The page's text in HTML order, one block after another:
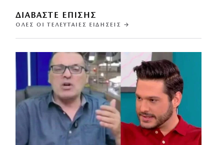
ΔΙΑΒΑΣΤΕ ΕΠΙΣΗΣ
ΌΛΕΣ ΟΙ ΤΕΛΕΥΤΑΊΕΣ ΕΙΔΉΣΕΙΣ →